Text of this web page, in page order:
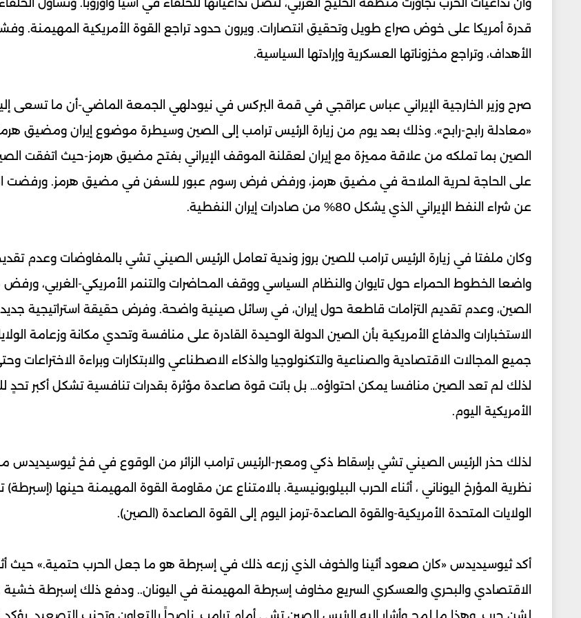
قدرة أمريكا على خوض صراع طويل وتحقيق انتصارات. ويرون حدود تراجع القوة الأمريكية المهيمنة.
الأهداف، وتراجع مخزوناتها العسكرية وإرادتها السياسية.
صرح وزير الخارجية الإيراني عباس عراقجي في قمة البركس في نيودلهي الجمعة الماضي-أن ما تسعى
«معادلة رابح-رابح». وذلك بعد يوم من زيارة الرئيس ترامب إلى الصين وسيطرة موضوع إيران ومضيق
الصين بما تملكه من علاقة مميزة مع إيران لعقلنة الموقف الإيراني بفتح مضيق هرمز-حيث اتفقت
على الحاجة لحرية الملاحة في مضيق هرمز، ورفض فرض رسوم عبور للسفن في مضيق هرمز. ورفضت
عن شراء النفط الإيراني الذي يشكل 80% من صادرات إيران النفطية.
وكان ملفتا في زيارة الرئيس ترامب للصين بروز وندية تعامل الرئيس الصيني تشي بالمفاوضات وعدم تقديم
واضعا الخطوط الحمراء حول تايوان والنظام السياسي ووقف المحاضرات والتنمر الأمريكي-الغربي،
الصين، وعدم تقديم التزامات قاطعة حول إيران، في رسائل صينية واضحة. وفرض حقيقة استراتيجية
الاستخبارات والدفاع الأمريكية بأن الصين الدولة الوحيدة القادرة على منافسة وتحدي مكانة وزعامة
جميع المجالات الاقتصادية والصناعية والتكنولوجيا والذكاء الاصطناعي والابتكارات وبراءة الاختراعات
لذلك لم تعد الصين منافسا يمكن احتواؤه… بل باتت قوة صاعدة مؤثرة بقدرات تنافسية تشكل أكبر تحدٍ
الأمريكية اليوم.
لذلك حذر الرئيس الصيني تشي بإسقاط ذكي ومعبر-الرئيس ترامب الزائر من الوقوع في فخ ثيوسيديدس
نظرية المؤرخ اليوناني ، أثناء الحرب البيلوبونيسية. بالامتناع عن مقاومة القوة المهيمنة حينها (إسبرطة)
الولايات المتحدة الأمريكية-والقوة الصاعدة-ترمز اليوم إلى القوة الصاعدة (الصين).
أكد ثيوسيديدس «كان صعود أثينا والخوف الذي زرعه ذلك في إسبرطة هو ما جعل الحرب حتمية.» حيث
الاقتصادي والبحري والعسكري السريع مخاوف إسبرطة المهيمنة في اليونان.. ودفع ذلك إسبرطة خشية
لشن حرب. وهذا ما لمح وأشار إليه الرئيس الصين تشي أمام ترامب. ناصحاً بالتعاون وتجنب التصعيد.